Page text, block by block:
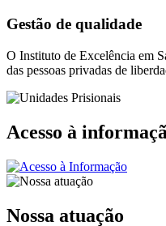
Gestão de qualidade
O Instituto de Excelência em
das pessoas privadas de
Acesso à
Nossa atuação